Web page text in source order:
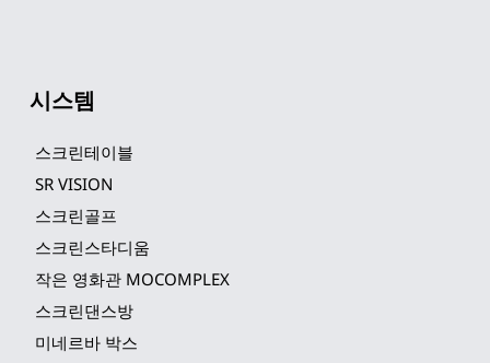
시스템
스크린테이블
SR VISION
스크린골프
스크린스타디움
작은 영화관 MOCOMPLEX
스크린댄스방
미네르바 박스